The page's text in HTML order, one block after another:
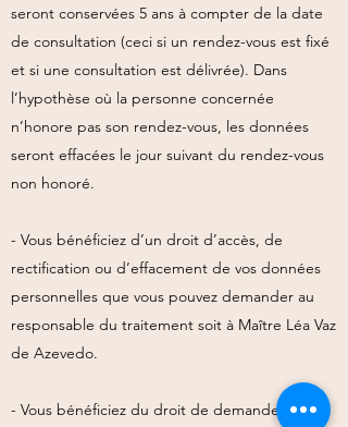
seront conservées 5 ans à compter de la date
de consultation (ceci si un rendez-vous est fixé
et si une consultation est délivrée). Dans
l’hypothèse où la personne concernée
n’honore pas son rendez-vous, les données
seront effacées le jour suivant du rendez-vous
non honoré.
- Vous bénéficiez d’un droit d’accès, de
rectification ou d’effacement de vos données
personnelles que vous pouvez demander au
responsable du traitement soit à Maître Léa Vaz
de Azevedo.
- Vous bénéficiez du droit de demander une